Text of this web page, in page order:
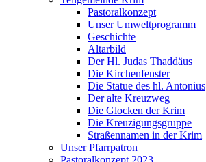
Pastoralkonzept
Unser Umweltprogramm
Geschichte
Altarbild
Der Hl. Judas Thaddäus
Die Kirchenfenster
Die Statue des hl. Antonius
Der alte Kreuzweg
Die Glocken der Krim
Die Kreuzigungsgruppe
Straßennamen in der Krim
Unser Pfarrpatron
Pastoralkonzept 2023